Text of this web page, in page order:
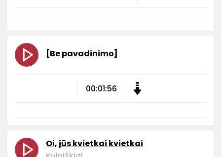
[Be pavadinimo]
00:01:56
Oi, jūs kvietkai kvietkai